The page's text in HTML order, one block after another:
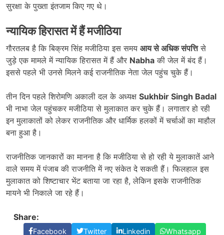
सुरक्षा के पुख्ता इंतजाम किए गए थे।
न्यायिक हिरासत में हैं मजीठिया
गौरतलब है कि बिक्रम सिंह मजीठिया इस समय आय से अधिक संपत्तिसे
जुड़े एक मामले में न्यायिक हिरासत में हैं और Nabha की जेल में बंद हैं।
इससे पहले भी उनसे मिलने कई राजनीतिक नेता जेल पहुंच चुके हैं।
तीन दिन पहले शिरोमणि अकाली दल के अध्यक्ष Sukhbir Singh Badal
भी नाभा जेल पहुंचकर मजीठिया से मुलाकात कर चुके हैं। लगातार हो रही
इन मुलाकातों को लेकर राजनीतिक और धार्मिक हलकों में चर्चाओं का माहौल
बना हुआ है।
राजनीतिक जानकारों का मानना है कि मजीठिया से हो रही ये मुलाकातें आने
वाले समय में पंजाब की राजनीति में नए संकेत दे सकती हैं। फिलहाल इस
मुलाकात को शिष्टाचार भेंट बताया जा रहा है, लेकिन इसके राजनीतिक
मायने भी निकाले जा रहे हैं।
Share:
Facebook Twitter Linkedin Whatsapp